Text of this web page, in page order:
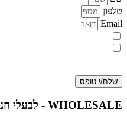
טלפון
Email
שלח/י טופס
WHOLESALE - לבעלי חנויות ולשיתופי פעולה